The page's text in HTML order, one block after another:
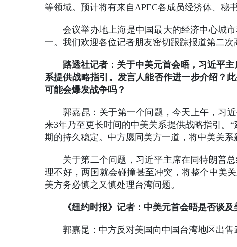
等领域。预计将有来自APEC各成员经济体、秘
会议举办地上海是中国最大的经济中心城
一。我们欢迎各位记者朋友密切跟踪报道第二次
路透社记者：关于中美元首会晤，习近平
系提供战略指引。发言人能否作进一步介绍？
可能会爆发战争吗？
郭嘉昆：关于第一个问题，今天上午，习
来3年乃至更长时间的中美关系提供战略指引。
期的持久稳定。中方愿同美方一道，将中美关
关于第二个问题，习近平主席在同特朗普
理不好，两国就会碰撞甚至冲突，将整个中美
美方务必慎之又慎处理台湾问题。
《纽约时报》记者：中美元首会晤是否谈
郭嘉昆：中方反对美国向中国台湾地区出售